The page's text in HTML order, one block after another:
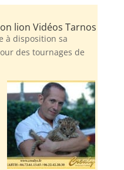
lion Vidéos Tarnos
à disposition sa
des tournages de